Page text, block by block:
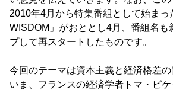
2010年4月から特集番組として始まっ
WISDOM」がおととし4月、番組名も
プして再スタートしたものです。
今回のテーマは資本主義と経済格差の
いま、フランスの経済学者トマ・ピ